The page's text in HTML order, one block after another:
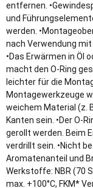
entfernen.
und
werden.
nach Verwendung
•Das Erwärmen in Öl
macht den O-Ring
leichter für die
Montagewerkzeuge
weichem Material (z.
Kanten sein. •Der O-
gerollt werden. Beim
verdrillt sein. •Nicht
Aromatenanteil und
Werkstoffe: NBR (70
max. +100°C, FKM*